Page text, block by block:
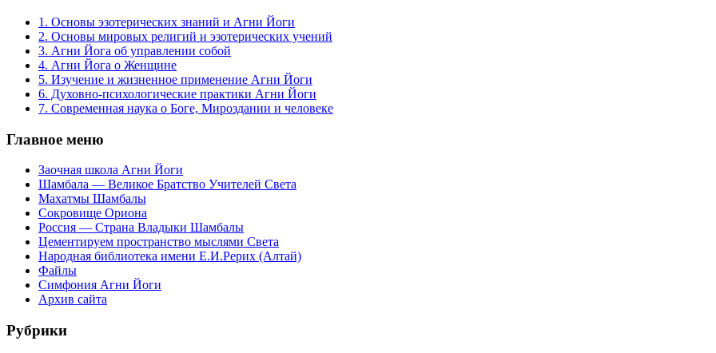
1. Основы эзотерических знаний и Агни Йоги
2. Основы мировых религий и эзотерических учений
3. Агни Йога об управлении собой
4. Агни Йога о Женщине
5. Изучение и жизненное применение Агни Йоги
6. Духовно-психологические практики Агни Йоги
7. Современная наука о Боге, Мироздании и человеке
Главное меню
Заочная школа Агни Йоги
Шамбала — Великое Братство Учителей Света
Махатмы Шамбалы
Сокровище Ориона
Россия — Страна Владыки Шамбалы
Цементируем пространство мыслями Света
Народная библиотека имени Е.И.Рерих (Алтай)
Файлы
Симфония Агни Йоги
Архив сайта
Рубрики